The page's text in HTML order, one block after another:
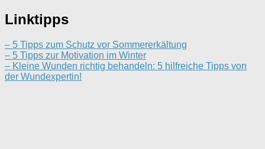
Linktipps
– 5 Tipps zum Schutz vor Sommererkältung
– 5 Tipps zur Motivation im Winter
– Kleine Wunden richtig behandeln: 5 hilfreiche Tipps von
der Wundexpertin!